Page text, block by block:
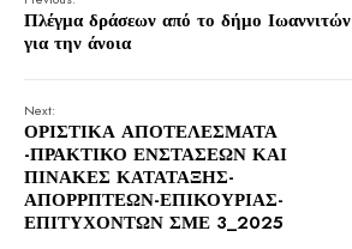
Πλέγμα δράσεων από το δήμο Ιωαννιτών
για την άνοια
Next:
ΟΡΙΣΤΙΚΑ ΑΠΟΤΕΛΕΣΜΑΤΑ
-ΠΡΑΚΤΙΚΟ ΕΝΣΤΑΣΕΩΝ ΚΑΙ
ΠΙΝΑΚΕΣ ΚΑΤΑΤΑΞΗΣ-
ΑΠΟΡΡΠΤΕΩΝ-ΕΠΙΚΟΥΡΙΑΣ-
ΕΠΙΤΥΧΟΝΤΩΝ ΣΜΕ 3_2025